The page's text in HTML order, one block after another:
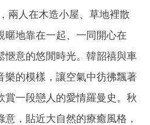
兩人在木造小屋、草地裡散
暱地靠在一起、一同開心在
愜意的悠閒時光。韓韶禧與車
樂的模樣，讓空氣中彷彿飄著
賞一段戀人的愛情羅曼史。秋
，貼近大自然的療癒風格，